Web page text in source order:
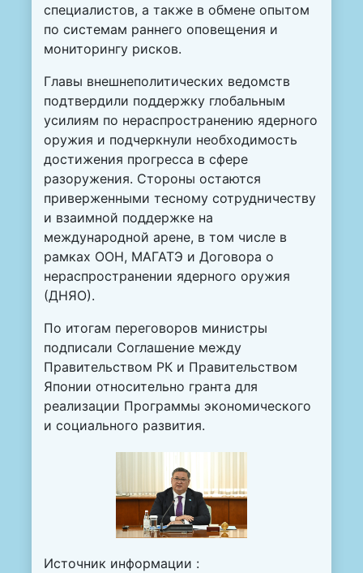
специалистов, а также в обмене опытом
по системам раннего оповещения и
мониторингу рисков.
Главы внешнеполитических ведомств
подтвердили поддержку глобальным
усилиям по нераспространению ядерного
оружия и подчеркнули необходимость
достижения прогресса в сфере
разоружения. Стороны остаются
приверженными тесному сотрудничеству
и взаимной поддержке на
международной арене, в том числе в
рамках ООН, МАГАТЭ и Договора о
нераспространении ядерного оружия
(ДНЯО).
По итогам переговоров министры
подписали Соглашение между
Правительством РК и Правительством
Японии относительно гранта для
реализации Программы экономического
и социального развития.
Источник информации :